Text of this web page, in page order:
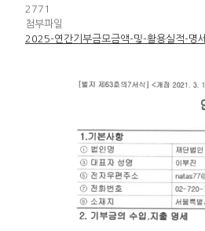
2771
첨부파일
2025-연간기부금모금액-및-활용실적-명